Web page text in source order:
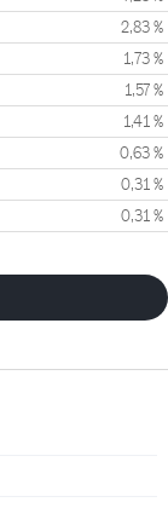
2,83 %
1,73 %
1,57 %
1,41 %
0,63 %
0,31 %
0,31 %